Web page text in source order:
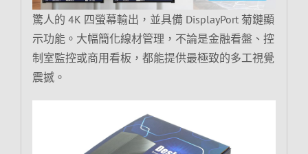
驚人的 4K 四螢幕輸出，並具備 DisplayPort 菊鏈顯
示功能。大幅簡化線材管理，不論是金融看盤、控
制室監控或商用看板，都能提供最極致的多工視覺
震撼。